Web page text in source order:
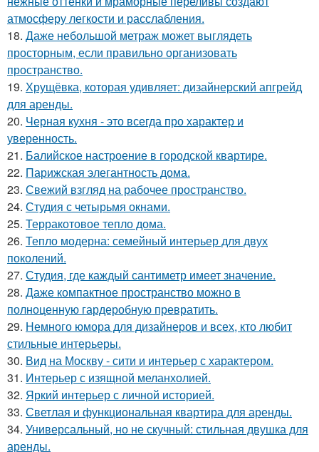
атмосферу легкости и расслабления.
18. Даже небольшой метраж может выглядеть
просторным, если правильно организовать
пространство.
19. Хрущёвка, которая удивляет: дизайнерский апгрейд
для аренды.
20. Черная кухня - это всегда про характер и
уверенность.
21. Балийское настроение в городской квартире.
22. Парижская элегантность дома.
23. Свежий взгляд на рабочее пространство.
24. Студия с четырьмя окнами.
25. Терракотовое тепло дома.
26. Тепло модерна: семейный интерьер для двух
поколений.
27. Студия, где каждый сантиметр имеет значение.
28. Даже компактное пространство можно в
полноценную гардеробную превратить.
29. Немного юмора для дизайнеров и всех, кто любит
стильные интерьеры.
30. Вид на Москву - сити и интерьер с характером.
31. Интерьер с изящной меланхолией.
32. Яркий интерьер с личной историей.
33. Светлая и функциональная квартира для аренды.
34. Универсальный, но не скучный: стильная двушка для
аренды.